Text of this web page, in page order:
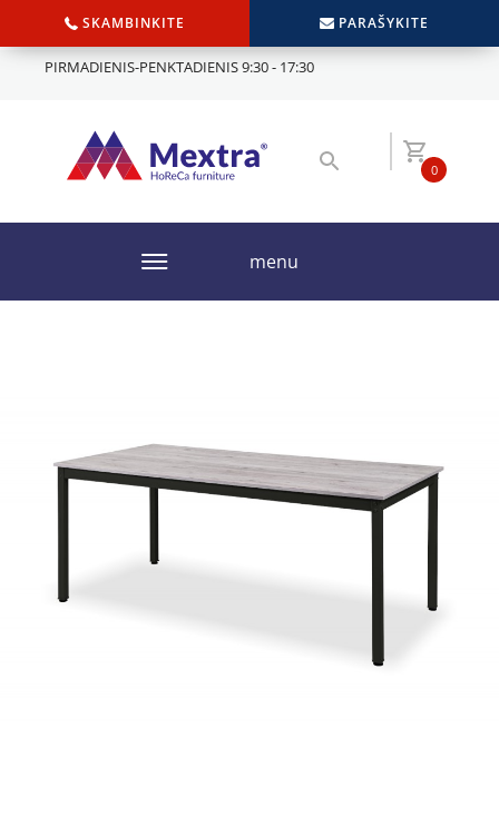
SKAMBINKITE PARAŠYKITE
PIRMADIENIS-PENKTADIENIS 9:30 - 17:30
0
menu